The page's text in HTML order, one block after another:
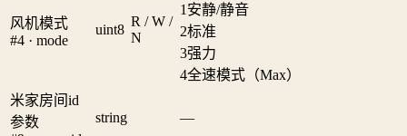
风机模式
#4 · mode
uint8
R / W /
N
1 安静/静音
2标准
3强力
4全速模式（Max）
米家房间id
参数
string —